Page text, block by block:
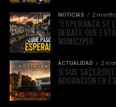
NOTICIAS 2
“ESPERANZA SE
DEBATE QUE
MUNICIPIO
ACTUALIDAD 2
JESÚS
ADORACIÓN EN